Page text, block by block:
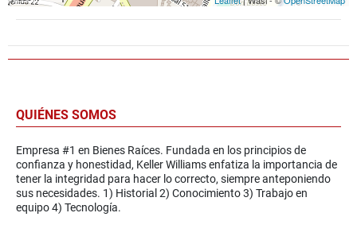
QUIÉNES SOMOS
Empresa #1 en Bienes Raíces. Fundada en los principios de
confianza y honestidad, Keller Williams enfatiza la importancia de
tener la integridad para hacer lo correcto, siempre anteponiendo
sus necesidades. 1) Historial 2) Conocimiento 3) Trabajo en
equipo 4) Tecnología.